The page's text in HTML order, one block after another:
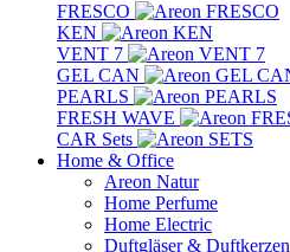
FRESCO
KEN
VENT 7
GEL CAN
PEARLS
FRESH WAVE
CAR Sets
Home & Office
Areon Natur
Home Perfume
Home Electric
Duftgläser & Duftkerzen